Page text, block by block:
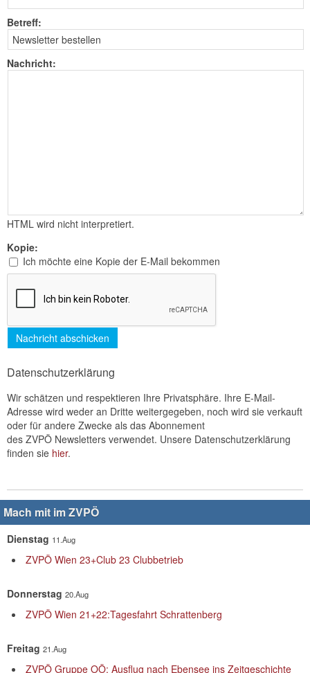
Betreff:
Nachricht:
HTML wird nicht interpretiert.
Kopie:
Ich möchte eine Kopie der E-Mail bekommen
Nachricht abschicken
Datenschutzerklärung
Wir schätzen und respektieren Ihre Privatsphäre. Ihre E-Mail-
Adresse wird weder an Dritte weitergegeben, noch wird sie verkauft
oder für andere Zwecke als das Abonnement
des ZVPÖ Newsletters verwendet. Unsere Datenschutzerklärung
finden sie hier.
Mach mit im ZVPÖ
Dienstag 11.Aug
ZVPÖ Wien 23+Club 23 Clubbetrieb
Donnerstag 20.Aug
ZVPÖ Wien 21+22:Tagesfahrt Schrattenberg
Freitag 21.Aug
ZVPÖ Gruppe OÖ: Ausflug nach Ebensee ins Zeitgeschichte